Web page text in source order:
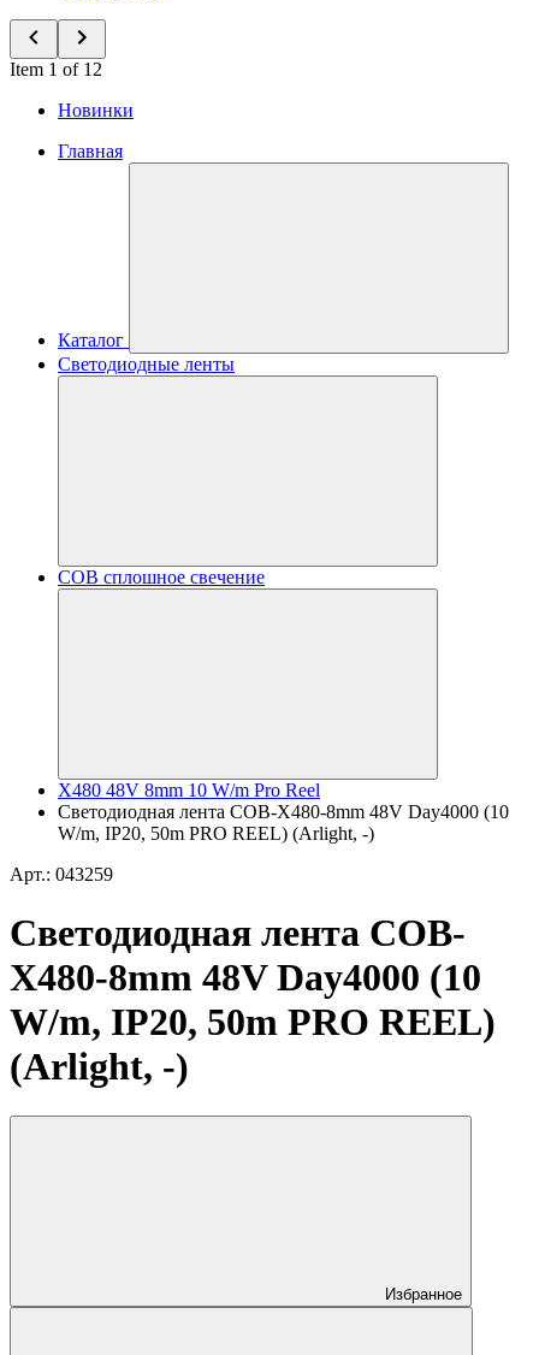
Item 1 of 12
Новинки
Главная
Каталог
Светодиодные ленты
COB сплошное свечение
X480 48V 8mm 10 W/m Pro Reel
Светодиодная лента COB-X480-8mm 48V Day4000 (10
W/m, IP20, 50m PRO REEL) (Arlight, -)
Арт.: 043259
Светодиодная лента COB-
X480-8mm 48V Day4000 (10
W/m, IP20, 50m PRO REEL)
(Arlight, -)
Избранное